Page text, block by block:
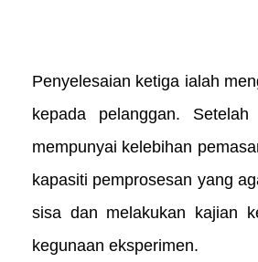
Penyelesaian ketiga ialah
kepada pelanggan.
mempunyai kelebihan
kapasiti pemprosesan yang
sisa dan melakukan kajian
kegunaan eksperimen.